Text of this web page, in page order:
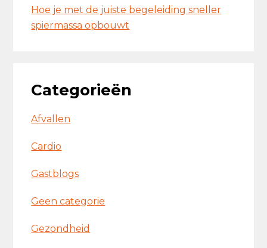
Hoe je met de juiste begeleiding sneller
spiermassa opbouwt
Categorieën
Afvallen
Cardio
Gastblogs
Geen categorie
Gezondheid